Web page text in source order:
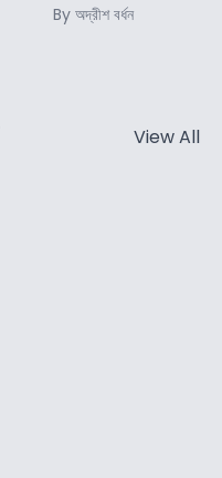
By অদ্রীশ বর্ধন
View All